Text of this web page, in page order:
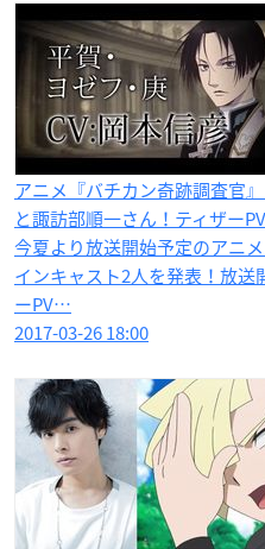
アニメ『バチカン奇跡調査官
と諏訪部順一さん！ティザー
今夏より放送開始予定のアニ
インキャスト2人を発表！放
ーPV…
2017-03-26 18:00